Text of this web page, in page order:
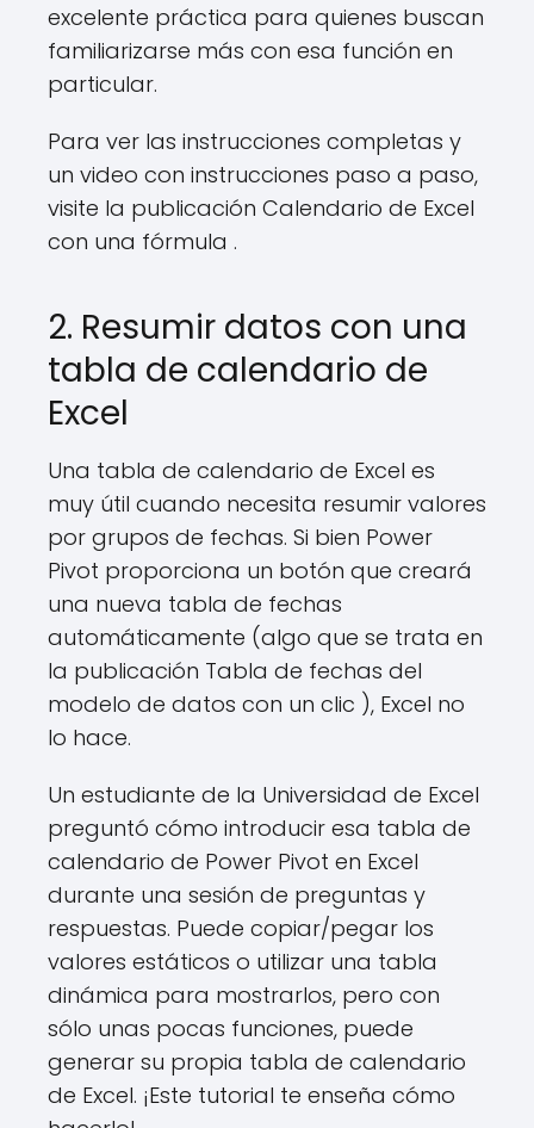
excelente práctica para quienes buscan
familiarizarse más con esa función en
particular.
Para ver las instrucciones completas y
un video con instrucciones paso a paso,
visite la publicación Calendario de Excel
con una fórmula .
2. Resumir datos con una
tabla de calendario de
Excel
Una tabla de calendario de Excel es
muy útil cuando necesita resumir valores
por grupos de fechas. Si bien Power
Pivot proporciona un botón que creará
una nueva tabla de fechas
automáticamente (algo que se trata en
la publicación Tabla de fechas del
modelo de datos con un clic ), Excel no
lo hace.
Un estudiante de la Universidad de Excel
preguntó cómo introducir esa tabla de
calendario de Power Pivot en Excel
durante una sesión de preguntas y
respuestas. Puede copiar/pegar los
valores estáticos o utilizar una tabla
dinámica para mostrarlos, pero con
sólo unas pocas funciones, puede
generar su propia tabla de calendario
de Excel. ¡Este tutorial te enseña cómo